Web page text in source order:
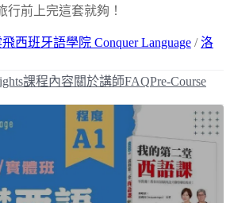
行前上完這套就夠！
西班牙語學院 Conquer Language /洛
課程內容關於講師FAQPre-Course